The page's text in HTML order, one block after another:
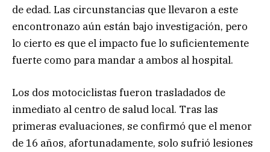
de edad. Las circunstancias que llevaron a este
encontronazo aún están bajo investigación, pero
lo cierto es que el impacto fue lo suficientemente
fuerte como para mandar a ambos al hospital.
Los dos motociclistas fueron trasladados de
inmediato al centro de salud local. Tras las
primeras evaluaciones, se confirmó que el menor
de 16 años, afortunadamente, solo sufrió lesiones